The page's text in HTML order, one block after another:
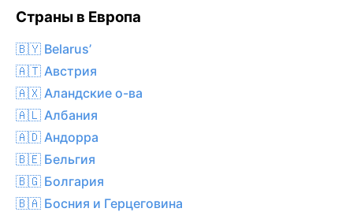
Страны в Европа
🇧🇾 Belarus’
🇦🇹 Австрия
🇦🇽 Аландские о-ва
🇦🇱 Албания
🇦🇩 Андорра
🇧🇪 Бельгия
🇧🇬 Болгария
🇧🇦 Босния и Герцеговина